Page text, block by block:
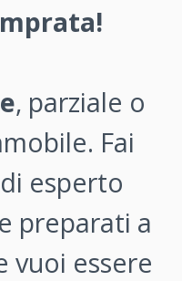
, parziale o
Fai
esperto
preparati a
vuoi essere